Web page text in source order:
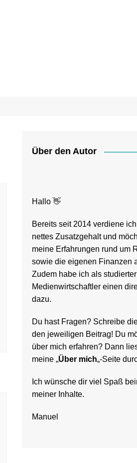
Über den Autor
Hallo 👋
Bereits seit 2014 verdiene
nettes Zusatzgehalt und
meine Erfahrungen rund um
sowie die eigenen Finanzen
Zudem habe ich als studierter
Medienwirtschaftler einen
dazu.
Du hast Fragen? Schreibe
den jeweiligen Beitrag! Du
über mich erfahren? Dann
meine „Über mich„-Seite
Ich wünsche dir viel Spaß
meiner Inhalte.
Manuel